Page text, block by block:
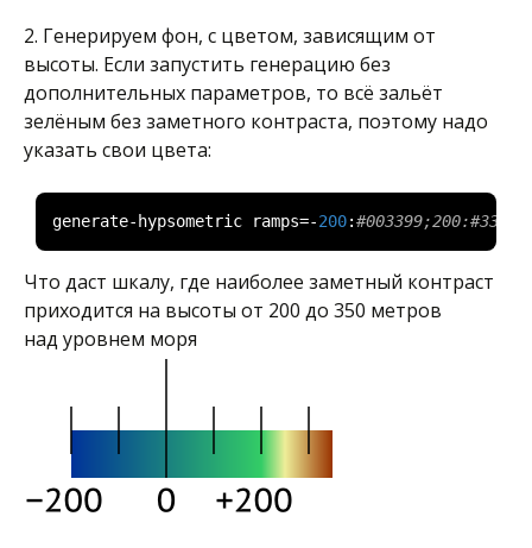
2. Генерируем фон, с цветом, зависящим от
высоты. Если запустить генерацию без
дополнительных параметров, то всё зальёт
зелёным без заметного контраста, поэтому надо
указать свои цвета:
generate- hypsometric ramps=-200:
Что даст шкалу, где наиболее заметный контраст
приходится на высоты от 200 до 350 метров
над уровнем моря